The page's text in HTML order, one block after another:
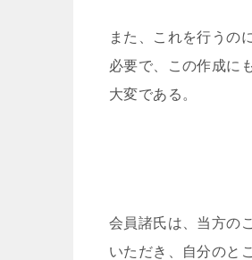
また、これを行うの
必要で、この作成に
大変である。
会員諸氏は、当方の
いただき、自分のと